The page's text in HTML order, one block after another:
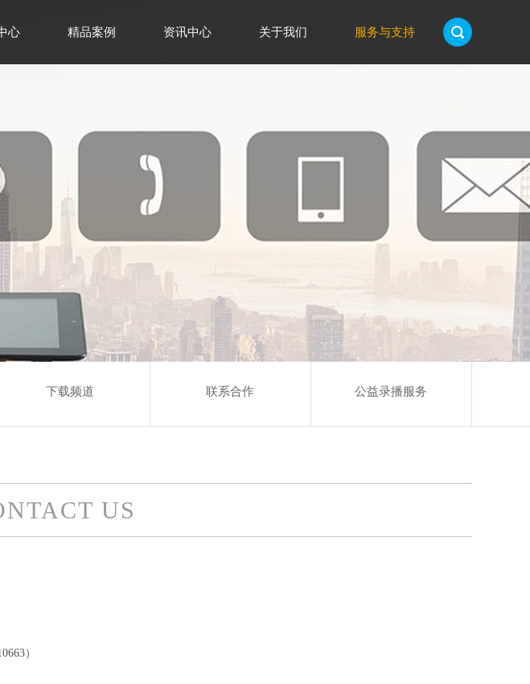
心 精品案例 资讯中心 关于我们 服务与支持
下载频道 联系合作 公益录播服务
US
）